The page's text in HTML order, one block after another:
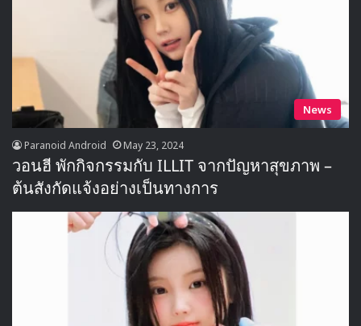
News
Paranoid Android May 23, 2024
วอนฮี พักกิจกรรมกับ ILLIT จากปัญหาสุขภาพ –
ต้นสังกัดแจ้งอย่างเป็นทางการ